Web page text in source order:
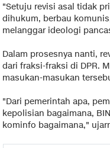
"Setuju revisi asal tidak
dihukum, berbau
melanggar ideologi
Dalam prosesnya nanti,
dari fraksi-fraksi di DPR.
masukan-masukan
"Dari pemerintah apa,
kepolisian bagaimana,
kominfo bagaimana,"